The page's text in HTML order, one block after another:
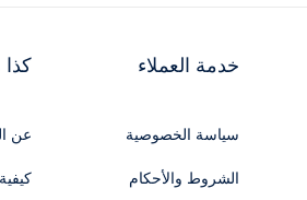
خدمة العملاء
سياسة الخصوصية
الشروط والأحكام
عن